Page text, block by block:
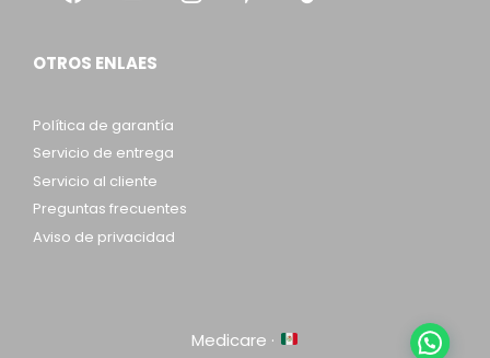
OTROS ENLAES
Política de garantía
Servicio de entrega
Servicio al cliente
Preguntas frecuentes
Aviso de privacidad
Medicare · Checkout